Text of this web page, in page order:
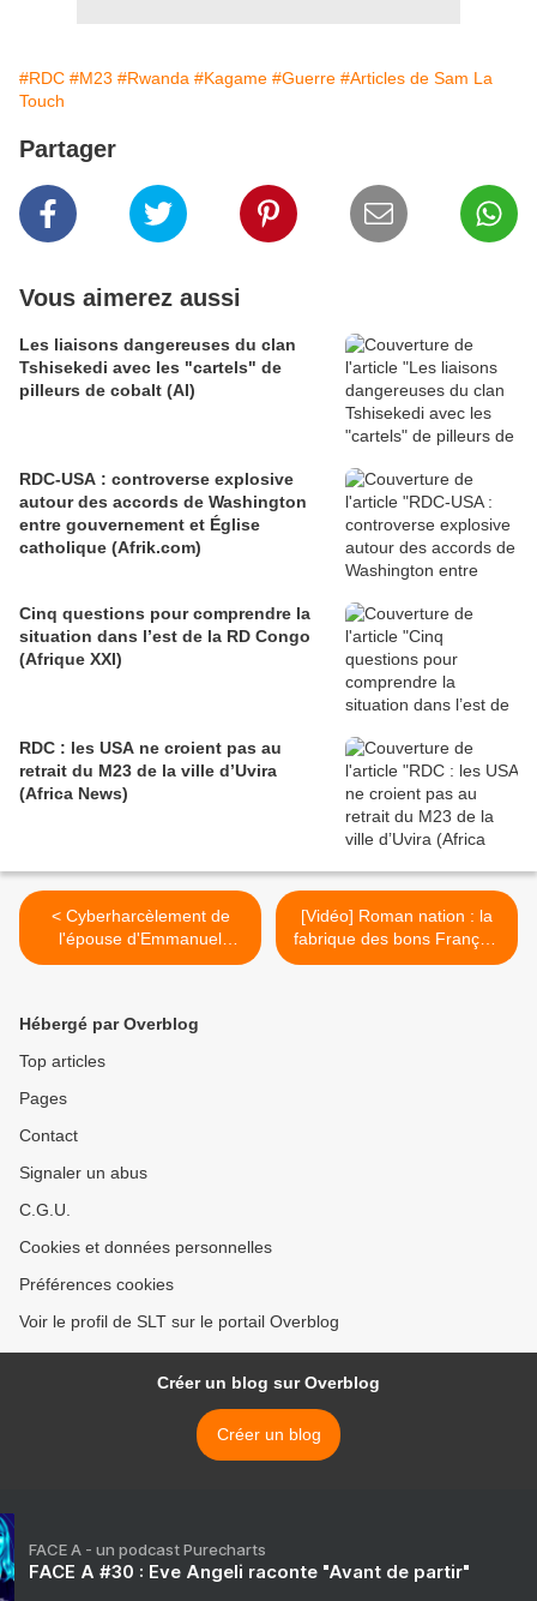
#RDC #M23 #Rwanda #Kagame #Guerre #Articles de Sam La
Touch
Partager
Vous aimerez aussi
Les liaisons dangereuses du clan
Tshisekedi avec les "cartels" de
pilleurs de cobalt (AI)
RDC-USA : controverse explosive
autour des accords de Washington
entre gouvernement et Église
catholique (Afrik.com)
Cinq questions pour comprendre la
situation dans l’est de la RD Congo
(Afrique XXI)
RDC : les USA ne croient pas au
retrait du M23 de la ville d’Uvira
(Africa News)
< Cyberharcèlement de
l'épouse d'Emmanuel
Macron: dix personnes
[Vidéo] Roman nation : la
fabrique des bons Français
| Olivier Le Cour
Hébergé par Overblog
Top articles
Pages
Contact
Signaler un abus
C.G.U.
Cookies et données personnelles
Préférences cookies
Voir le profil de SLT sur le portail Overblog
Créer un blog sur Overblog
Créer un blog
FACE A - un podcast Purecharts
FACE A #30 : Eve Angeli raconte "Avant de partir"